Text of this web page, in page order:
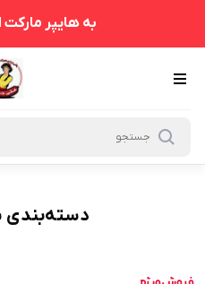
به هایپر
دسته‌بندی